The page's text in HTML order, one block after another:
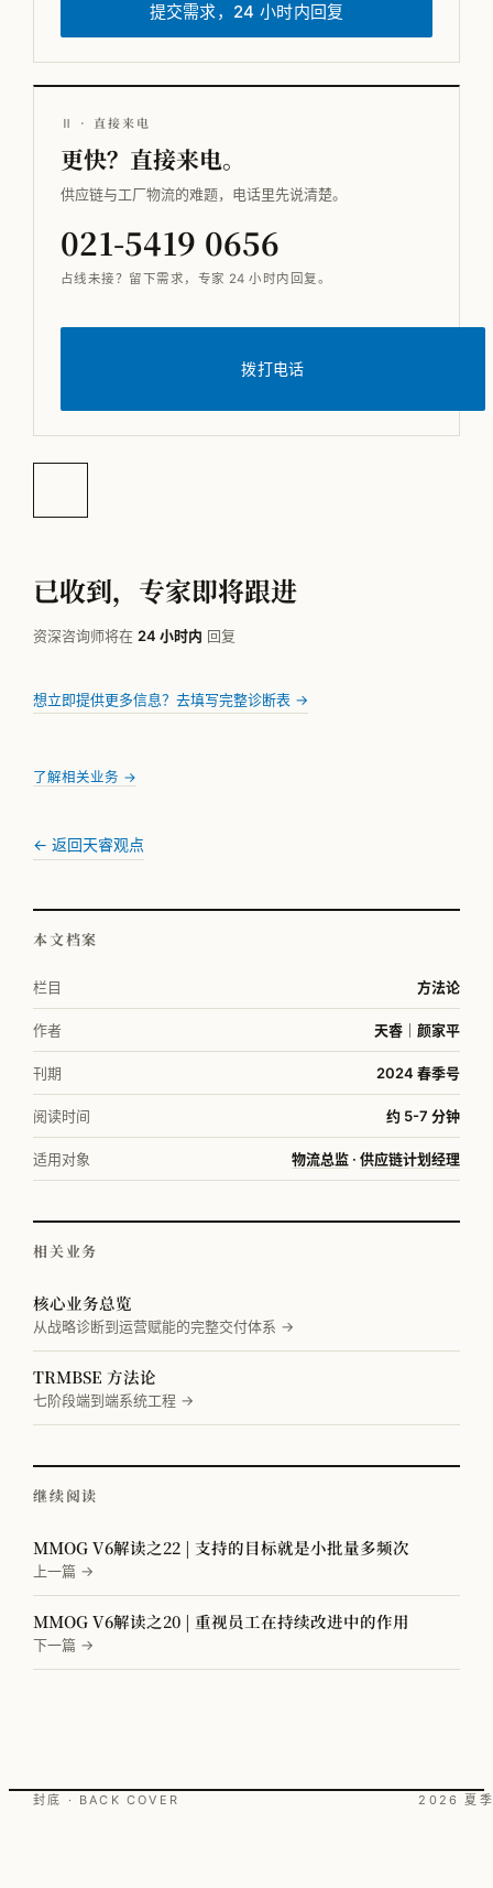
提交需求，24 小时内回复
Ⅱ · 直接来电
更快？直接来电。
供应链与工厂物流的难题，电话里先说清楚。
021-5419 0656
占线未接？留下需求，专家 24 小时内回复。
拨打电话
已收到，专家即将跟进
资深咨询师将在 24 小时内 回复
想立即提供更多信息？去填写完整诊断表 →
了解相关业务 →
← 返回天睿观点
本文档案
栏目 方法论
作者 天睿｜颜家平
刊期 2024 春季号
阅读时间 约 5-7 分钟
适用对象 物流总监 · 供应链计划经理
相关业务
核心业务总览
从战略诊断到运营赋能的完整交付体系 →
TRMBSE 方法论
七阶段端到端系统工程 →
继续阅读
MMOG V6解读之22 | 支持的目标就是小批量多频次
上一篇 →
MMOG V6解读之20 | 重视员工在持续改进中的作用
下一篇 →
封底 · BACK COVER 2026 夏